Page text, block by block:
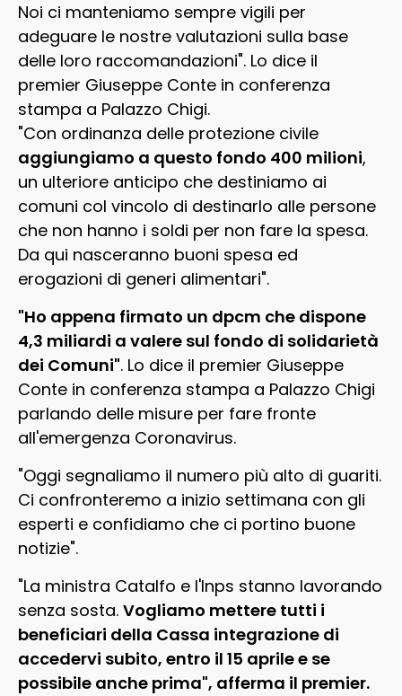
Noi ci manteniamo sempre vigili per
adeguare le nostre valutazioni sulla base
delle loro raccomandazioni". Lo dice il
premier Giuseppe Conte in conferenza
stampa a Palazzo Chigi.
"Con ordinanza delle protezione civile
aggiungiamo a questo fondo 400 milioni,
un ulteriore anticipo che destiniamo ai
comuni col vincolo di destinarlo alle persone
che non hanno i soldi per non fare la spesa.
Da qui nasceranno buoni spesa ed
erogazioni di generi alimentari".
"Ho appena firmato un dpcm che dispone
4,3 miliardi a valere sul fondo di solidarietà
dei Comuni". Lo dice il premier Giuseppe
Conte in conferenza stampa a Palazzo Chigi
parlando delle misure per fare fronte
all'emergenza Coronavirus.
"Oggi segnaliamo il numero più alto di guariti.
Ci confronteremo a inizio settimana con gli
esperti e confidiamo che ci portino buone
notizie".
"La ministra Catalfo e l'Inps stanno lavorando
senza sosta. Vogliamo mettere tutti i
beneficiari della Cassa integrazione di
accedervi subito, entro il 15 aprile e se
possibile anche prima", afferma il premier.